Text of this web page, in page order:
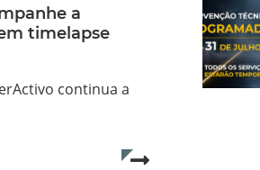
a
timelapse
continua a
Read more...